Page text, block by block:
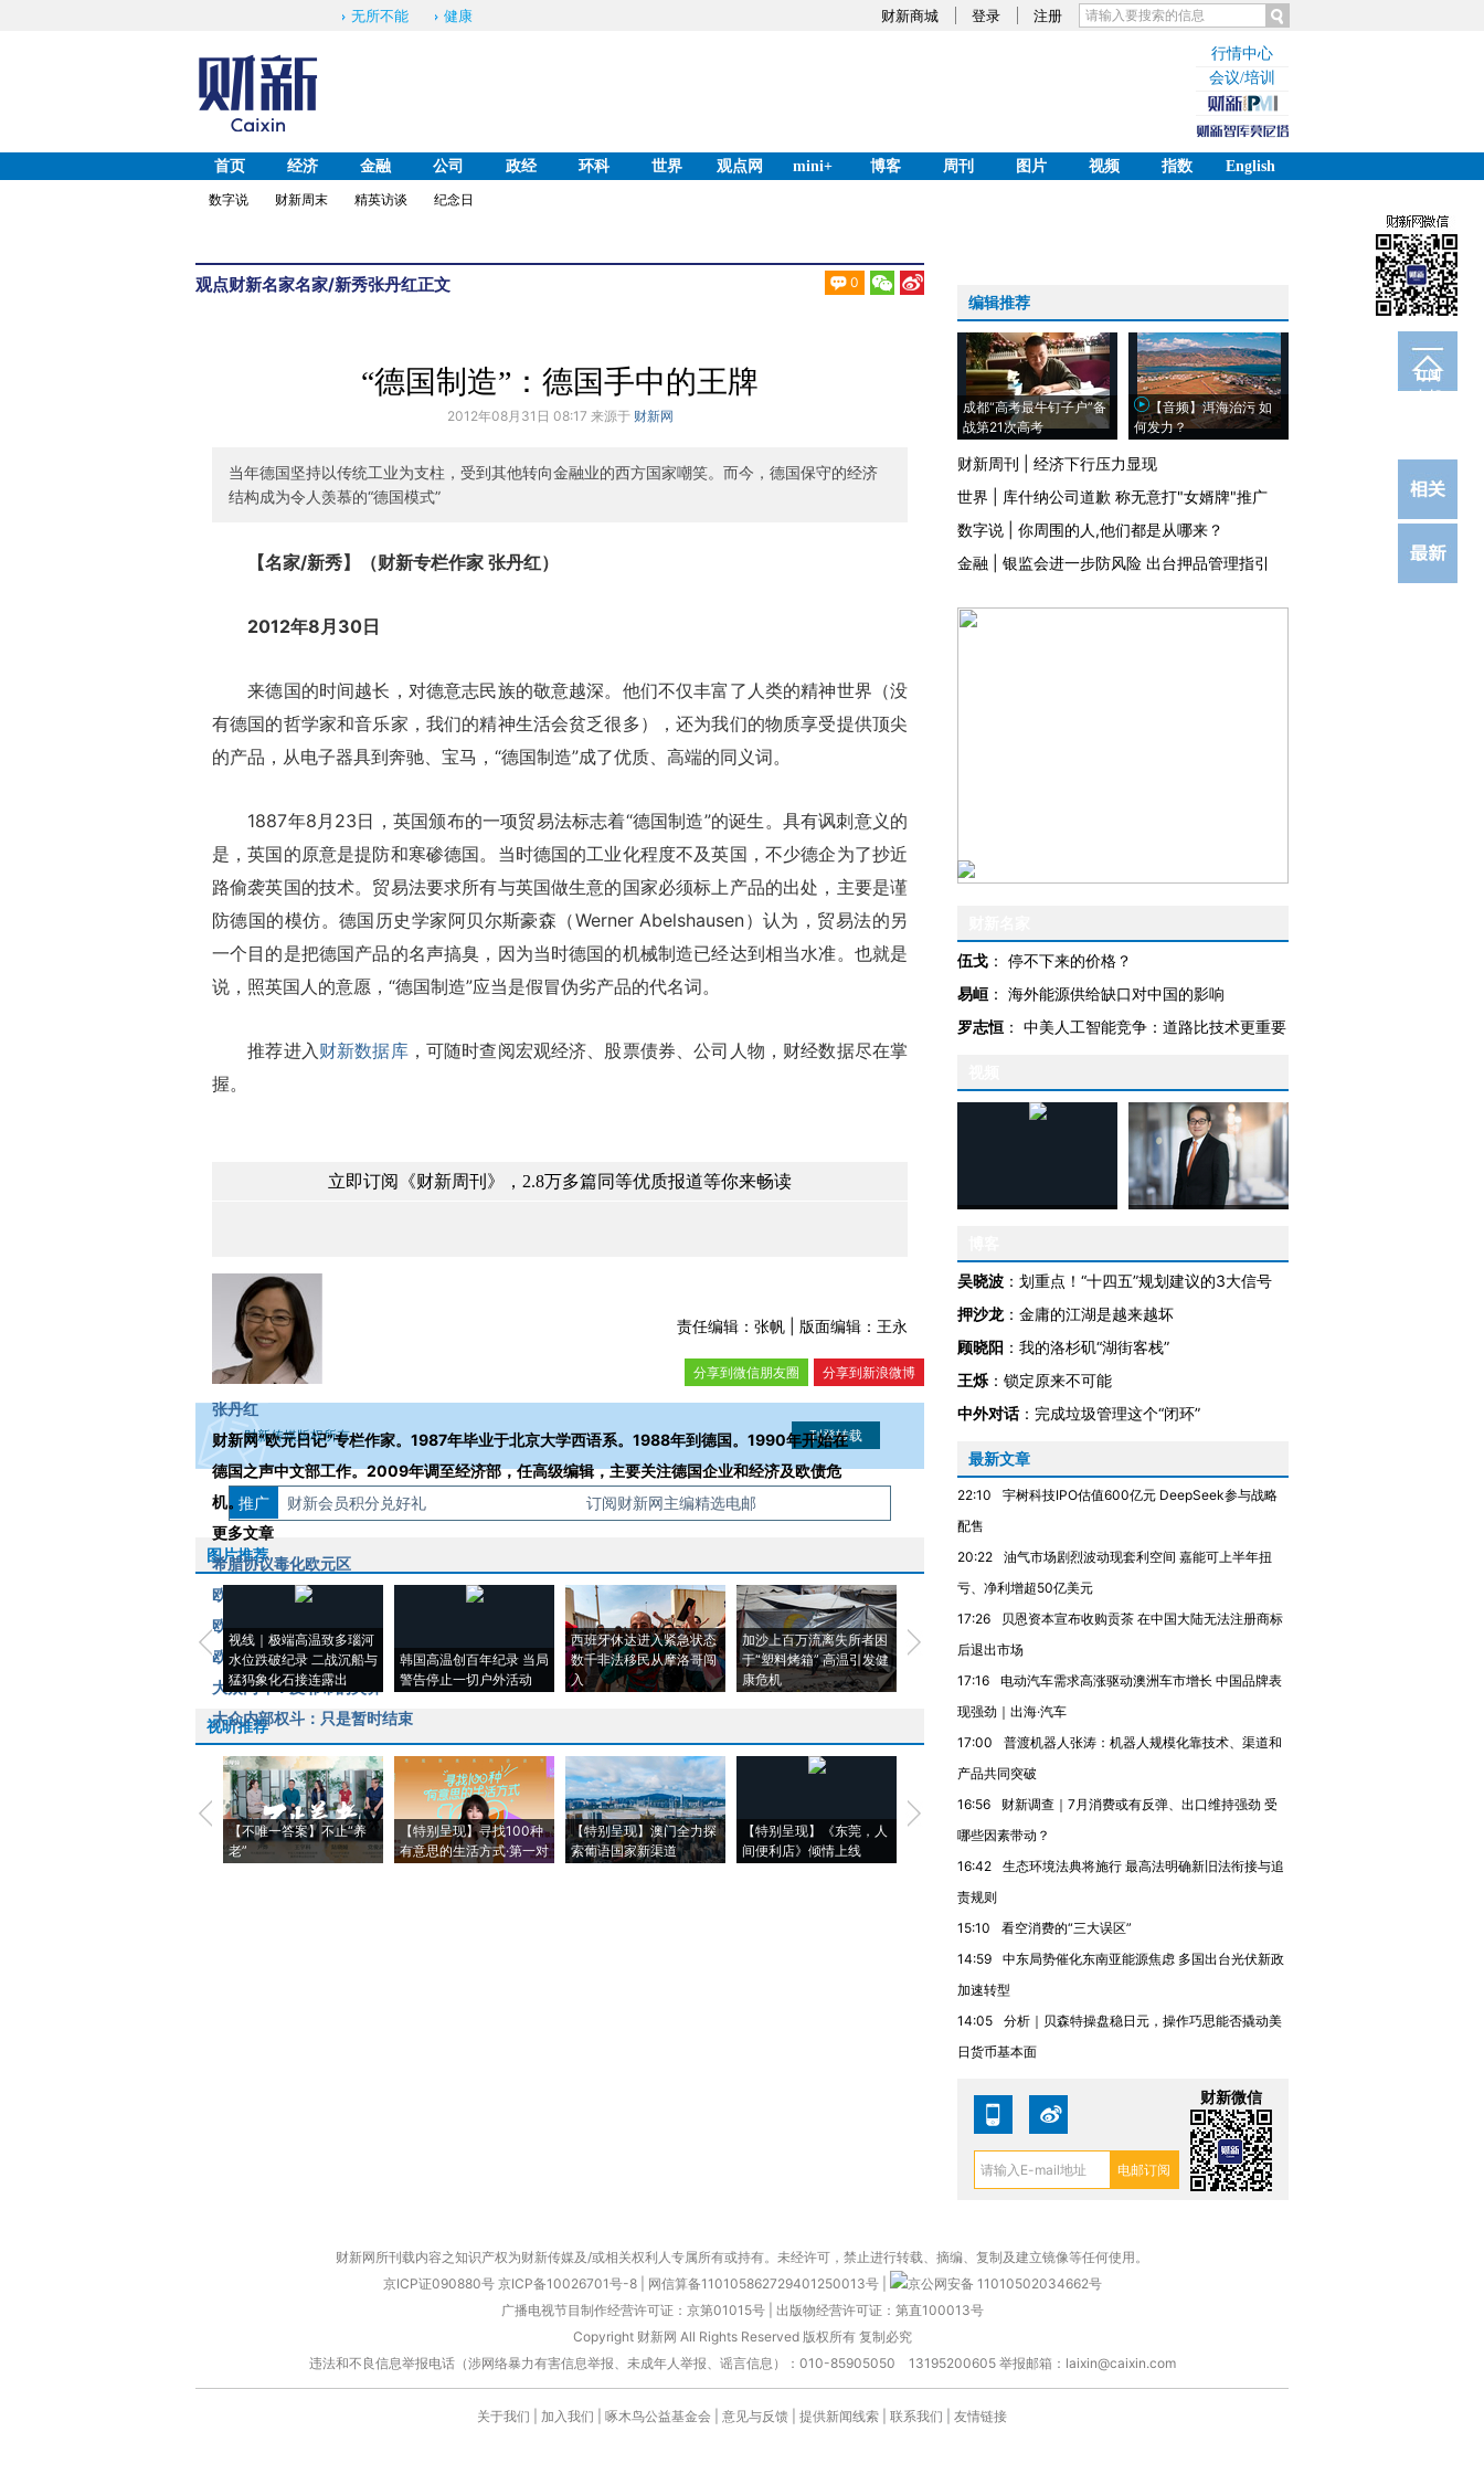
财新商城 登录 注册
无所不能 健康
行情中心
会议/培训
首页 经济 金融 公司 政经 环科 世界 观点网 mini+ 博客 周刊 图片 视频 指数
English
数字说
财新周末 精英访谈 纪念日
观点财新名家名家/新秀张丹红正文 0
订阅
电邮
“德国制造”：德国手中的王牌
2012年08月31日 08:17 来源于 财新网
当年德国坚持以传统工业为支柱，受到其他转向金融业的西方国家嘲笑。而今，德国保守的经济
结构成为令人羡慕的“德国模式”
【名家/新秀】（财新专栏作家 张丹红）
2012年8月30日
来德国的时间越长，对德意志民族的敬意越深。他们不仅丰富了人类的精神世界（没
有德国的哲学家和音乐家，我们的精神生活会贫乏很多），还为我们的物质享受提供顶尖
的产品，从电子器具到奔驰、宝马，“德国制造”成了优质、高端的同义词。
1887年8月23日，英国颁布的一项贸易法标志着“德国制造”的诞生。具有讽刺意义的
是，英国的原意是提防和寒碜德国。当时德国的工业化程度不及英国，不少德企为了抄近
路偷袭英国的技术。贸易法要求所有与英国做生意的国家必须标上产品的出处，主要是谨
防德国的模仿。德国历史学家阿贝尔斯豪森（Werner Abelshausen）认为，贸易法的另
一个目的是把德国产品的名声搞臭，因为当时德国的机械制造已经达到相当水准。也就是
说，照英国人的意愿，“德国制造”应当是假冒伪劣产品的代名词。
推荐进入财新数据库，可随时查阅宏观经济、股票债券、公司人物，财经数据尽在掌
握。
立即订阅《财新周刊》，2.8万多篇同等优质报道等你来畅读
张丹红
财新网“欧元日记”专栏作家。1987年毕业于北京大学西语系。1988年到德国。1990年开始在
德国之声中文部工作。2009年调至经济部，任高级编辑，主要关注德国企业和经济及欧债危
机。
更多文章
希腊协议毒化欧元区
欧元区还要让步到何时
欧洲央行警告雅典
欧洲的希腊梦魇何时休
大众内斗：皮耶希的失算
大众内部权斗：只是暂时结束
责任编辑：张帆 | 版面编辑：王永
Loading... 分享到新浪微博
分享到微信朋友圈
财新传媒版权所有。
如需刊登转载请点击右侧按钮，提交相关信息。经确认即可刊登转载。
推广 财新会员积分兑好礼 订阅财新网主编精选电邮
图片推荐
视线｜极端高温致多瑙河
水位跌破纪录 二战沉船与
猛犸象化石接连露出
韩国高温创百年纪录 当局
警告停止一切户外活动
西班牙休达进入紧急状态
数千非法移民从摩洛哥闯
入
加沙上百万流离失所者困
于“塑料烤箱” 高温引发健
康危机
视线｜HYROX的吸金
术：是什么让中产们甘
心“花钱找虐”？
毒品
育部长拱下台
视听推荐
【不唯一答案】不止“养
老”
【特别呈现】寻找100种
有意思的生活方式·第一对
【特别呈现】澳门全力探
索葡语国家新渠道
【特别呈现】《东莞，人
间便利店》倾情上线
【推广】走进第四届链博
会，让数智科技“链”接产
【商旅对话】华住集团
编辑推荐
成都“高考最牛钉子户”备
战第21次高考
【音频】洱海治污 如
何发力？
财新周刊
经济下行压力显现
世界
库什纳公司道歉 称无意打"女婿牌"推广
数字说
你周围的人,他们都是从哪来？
金融
银监会进一步防风险 出台押品管理指引
伍戈 ： 停不下来的价格？
易峘 ： 海外能源供给缺口对中国的影响
罗志恒 ： 中美人工智能竞争：道路比技术更重要
吴晓波 ： 划重点！“十四五”规划建议的3大信号
押沙龙 ： 金庸的江湖是越来越坏
顾晓阳 ： 我的洛杉矶“湖街客栈”
王烁 ： 锁定原来不可能
中外对话： 完成垃圾管理这个“闭环”
最新文章
22:10
宇树科技IPO估值600亿元 DeepSeek参与战略
配售
20:22
油气市场剧烈波动现套利空间 嘉能可上半年扭
亏、净利增超50亿美元
17:26
贝恩资本宣布收购贡茶 在中国大陆无法注册商标
后退出市场
17:16
电动汽车需求高涨驱动澳洲车市增长 中国品牌表
现强劲｜出海·汽车
17:00
普渡机器人张涛：机器人规模化靠技术、渠道和
产品共同突破
16:56
财新调查｜7月消费或有反弹、出口维持强劲 受
哪些因素带动？
16:42
生态环境法典将施行 最高法明确新旧法衔接与追
责规则
15:10
看空消费的“三大误区”
14:59
中东局势催化东南亚能源焦虑 多国出台光伏新政
加速转型
14:05
分析｜贝森特操盘稳日元，操作巧思能否撬动美
日货币基本面
财新微信
财新网所刊载内容之知识产权为财新传媒及/或相关权利人专属所有或持有。未经许可，禁止进行转载、摘编、复制及建立镜像等任何使用。
京ICP证090880号 京ICP备10026701号-8 网信算备110105862729401250013号
京公网安备 11010502034662号
广播电视节目制作经营许可证：京第01015号| 出版物经营许可证：第直100013号
Copyright 财新网 All Rights Reserved 版权所有 复制必究
违法和不良信息举报电话（涉网络暴力有害信息举报、未成年人举报、谣言信息）：010-85905050 13195200605 举报邮箱：laixin@caixin.com
关于我们 加入我们 啄木鸟公益基金会 意见与反馈 提供新闻线索 联系我们 友情链接